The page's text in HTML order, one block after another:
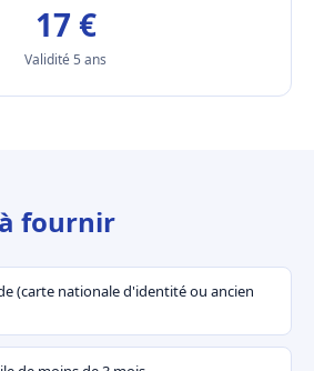
17 €
Validité 5 ans
fournir
(carte nationale d'identité ou ancien